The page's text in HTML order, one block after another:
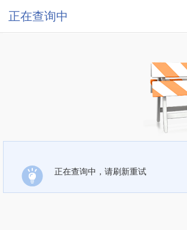
正在查询中
正在查询中，请刷新重试